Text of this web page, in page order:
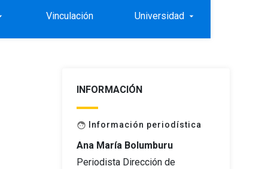
Vinculación Universidad arrow_drop_down
INFORMACIÓN
face Información periodística
Ana María Bolumburu
Periodista Dirección de